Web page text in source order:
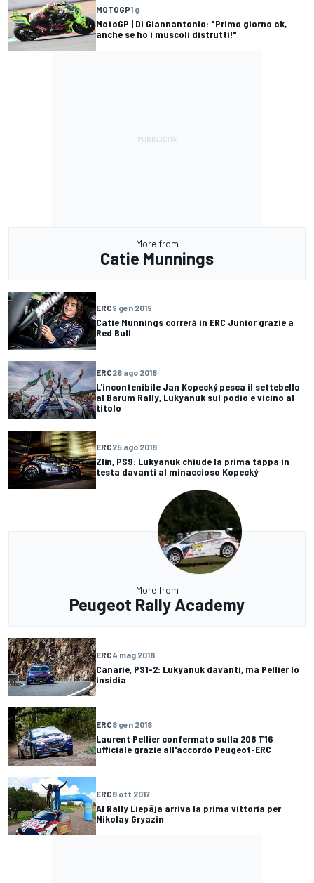
MOTOGP1 g
MotoGP | Di Giannantonio: "Primo giorno ok,
anche se ho i muscoli distrutti!"
More from
Catie Munnings
ERC9 gen 2019
Catie Munnings correrà in ERC Junior grazie a
Red Bull
ERC26 ago 2018
L'incontenibile Jan Kopecký pesca il settebello
al Barum Rally, Lukyanuk sul podio e vicino al
titolo
ERC25 ago 2018
Zlín, PS9: Lukyanuk chiude la prima tappa in
testa davanti al minaccioso Kopecký
More from
Peugeot Rally Academy
ERC4 mag 2018
Canarie, PS1-2: Lukyanuk davanti, ma Pellier lo
insidia
ERC8 gen 2018
Laurent Pellier confermato sulla 208 T16
ufficiale grazie all'accordo Peugeot-ERC
ERC8 ott 2017
Al Rally Liepāja arriva la prima vittoria per
Nikolay Gryazin